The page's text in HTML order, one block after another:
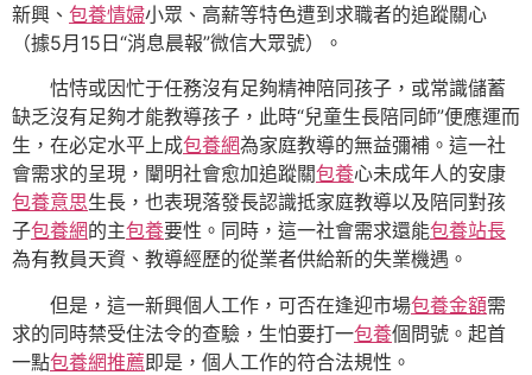
新興、 包養情婦小眾、高薪等特色遭到求職者的追蹤關心
（據5月15日“消息晨報”微信大眾號）。
怙恃或因忙于任務沒有足夠精神陪同孩子，或常識儲蓄
缺乏沒有足夠才能教導孩子，此時“兒童生長陪同師”便應運而
生，在必定水平上成包養網為家庭教導的無益彌補。這一社
會需求的呈現，闡明社會愈加追蹤關包養心未成年人的安康
包養意思生長，也表現落發長認識抵家庭教導以及陪同對孩
子包養網的主包養要性。同時，這一社會需求還能包養站長
為有教員天資、教導經歷的從業者供給新的失業機遇。
但是，這一新興個人工作，可否在逢迎市場包養金額需
求的同時禁受住法令的查驗，生怕要打一包養個問號。起首
一點包養網推薦即是，個人工作的符合法規性。